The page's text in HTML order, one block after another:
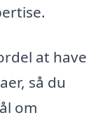
at have
så du
om